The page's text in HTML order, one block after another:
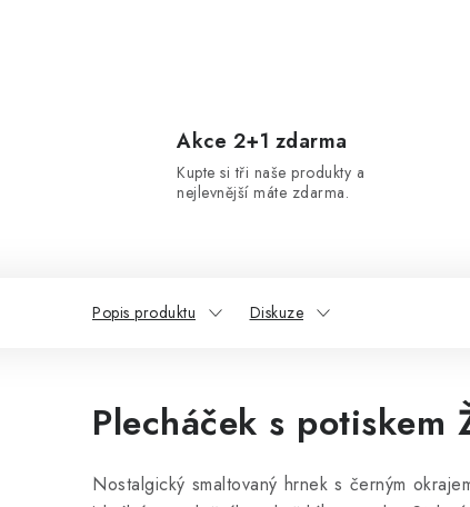
Akce 2+1 zdarma
Kupte si tři naše produkty a
nejlevnější máte zdarma.
Popis produktu Diskuze
Plecháček s potiskem
Nostalgický smaltovaný hrnek s černým